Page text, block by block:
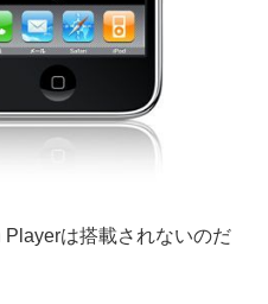
は搭載されないのだ